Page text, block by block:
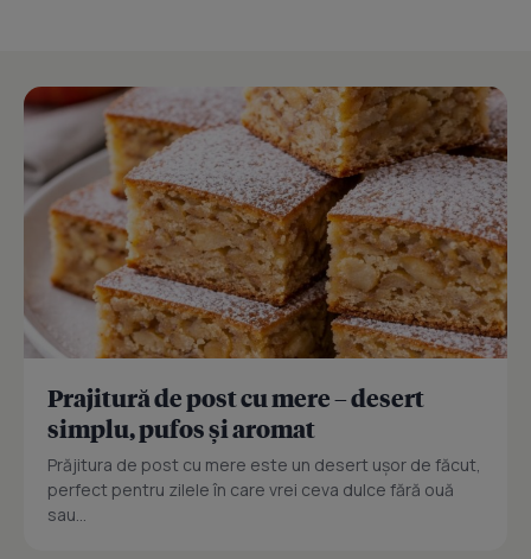
Prajitură de post cu mere – desert
simplu, pufos și aromat
Prăjitura de post cu mere este un desert ușor de făcut,
perfect pentru zilele în care vrei ceva dulce fără ouă
sau...